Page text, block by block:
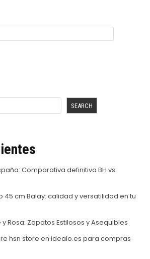
SEARCH
Comparativa definitiva BH vs
45 cm Balay: calidad y versatilidad en tu
Rosa: Zapatos Estilosos y Asequibles
hsn store en idealo.es para compras